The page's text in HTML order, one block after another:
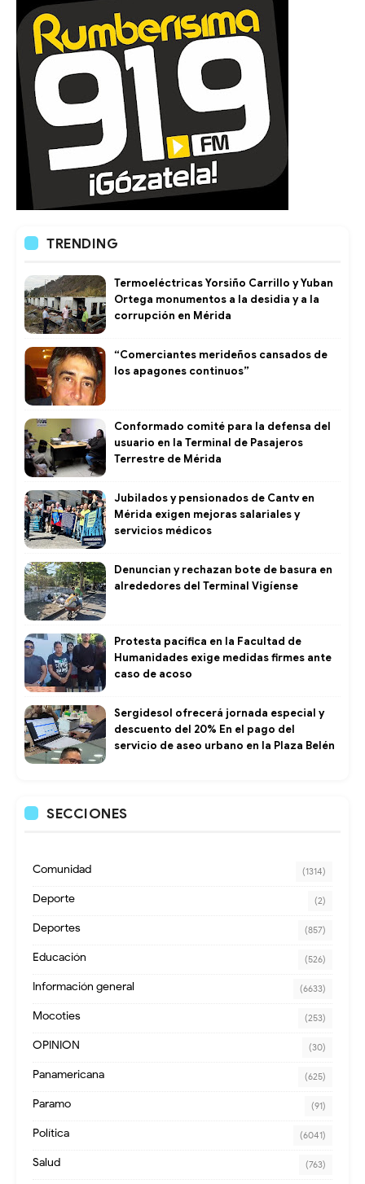
TRENDING
Termoeléctricas Yorsiño Carrillo y Yuban
Ortega monumentos a la desidia y a la
corrupción en Mérida
“Comerciantes merideños cansados de
los apagones continuos”
Conformado comité para la defensa del
usuario en la Terminal de Pasajeros
Terrestre de Mérida
Jubilados y pensionados de Cantv en
Mérida exigen mejoras salariales y
servicios médicos
Denuncian y rechazan bote de basura en
alrededores del Terminal Vigíense
Protesta pacífica en la Facultad de
Humanidades exige medidas firmes ante
caso de acoso
Sergidesol ofrecerá jornada especial y
descuento del 20% En el pago del
servicio de aseo urbano en la Plaza Belén
SECCIONES
Comunidad (1314)
Deporte (2)
Deportes (857)
Educación (526)
Información general (6633)
Mocoties (253)
OPINION (30)
Panamericana (625)
Paramo (91)
Política (6041)
Salud (763)